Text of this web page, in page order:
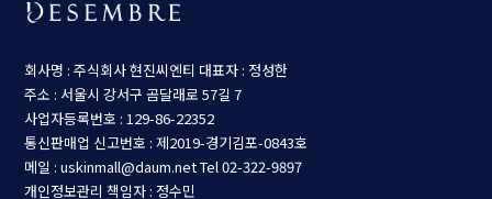
회사명 : 주식회사 현진씨엔티 대표자 : 정성한
주소 : 서울시 강서구 곰달래로 57길 7
사업자등록번호 : 129-86-22352
통신판매업 신고번호 : 제2019-경기김포-0843호
메일 : uskinmall@daum.netTel 02-322-9897
개인정보관리 책임자 : 정수민